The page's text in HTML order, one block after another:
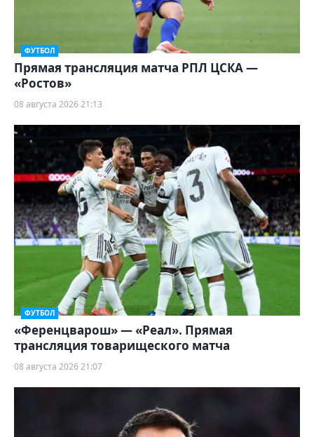
ФУТБОЛ
Прямая трансляция матча РПЛ ЦСКА —
«Ростов»
08 августа 2026 21:13
ФУТБОЛ
«Ференцварош» — «Реал». Прямая
трансляция товарищеского матча
08 августа 2026 21:07